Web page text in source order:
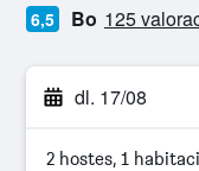
6,5 Bo 125
dl. 17/08
2 hostes, 1